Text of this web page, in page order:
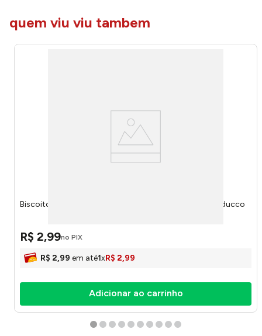
quem viu viu tambem
Biscoito Wafer Snack Avelã & Creme 20g 25790 - Bauducco
R$ 2,99no PIX
R$ 2,99 em até1xR$ 2,99
Adicionar ao carrinho